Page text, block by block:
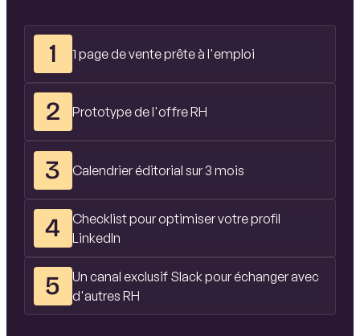
1 1 page de vente prête à l'emploi
2 Prototype de l'offre RH
3 Calendrier éditorial sur 3 mois
4
Checklist pour optimiser votre profil
LinkedIn
5
Un canal exclusif Slack pour échanger avec
d'autres RH